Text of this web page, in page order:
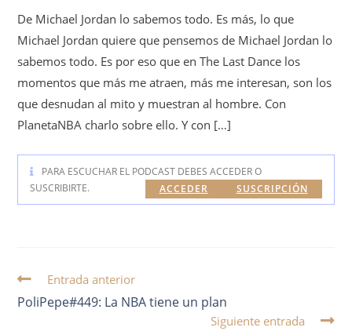
De Michael Jordan lo sabemos todo. Es más, lo que
Michael Jordan quiere que pensemos de Michael Jordan lo
sabemos todo. Es por eso que en The Last Dance los
momentos que más me atraen, más me interesan, son los
que desnudan al mito y muestran al hombre. Con
PlanetaNBA charlo sobre ello. Y con […]
PARA ESCUCHAR EL PODCAST DEBES ACCEDER O
SUSCRIBIRTE.
SUSCRIPCIÓN
ACCEDER
Entrada anterior
PoliPepe#449: La NBA tiene un plan
Siguiente entrada